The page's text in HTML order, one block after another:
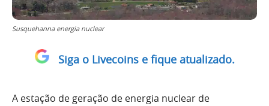
Susquehanna energia nuclear
Siga o Livecoins e fique atualizado.
A estação de geração de energia nuclear de